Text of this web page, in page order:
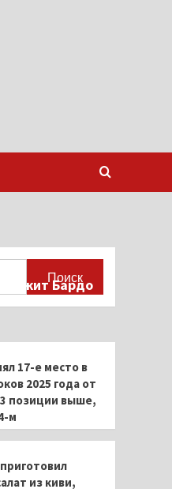
Бардо
17-е место в
2025 года от
3 позиции выше,
м
из киви,